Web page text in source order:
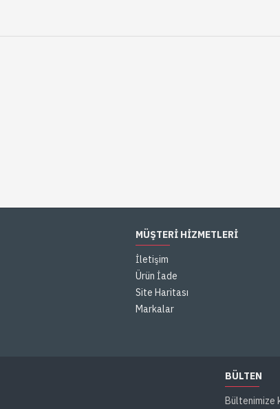
MÜŞTERI HIZMETLERI
İletişim
Ürün İade
Site Haritası
Markalar
BÜLTEN
Bültenimize